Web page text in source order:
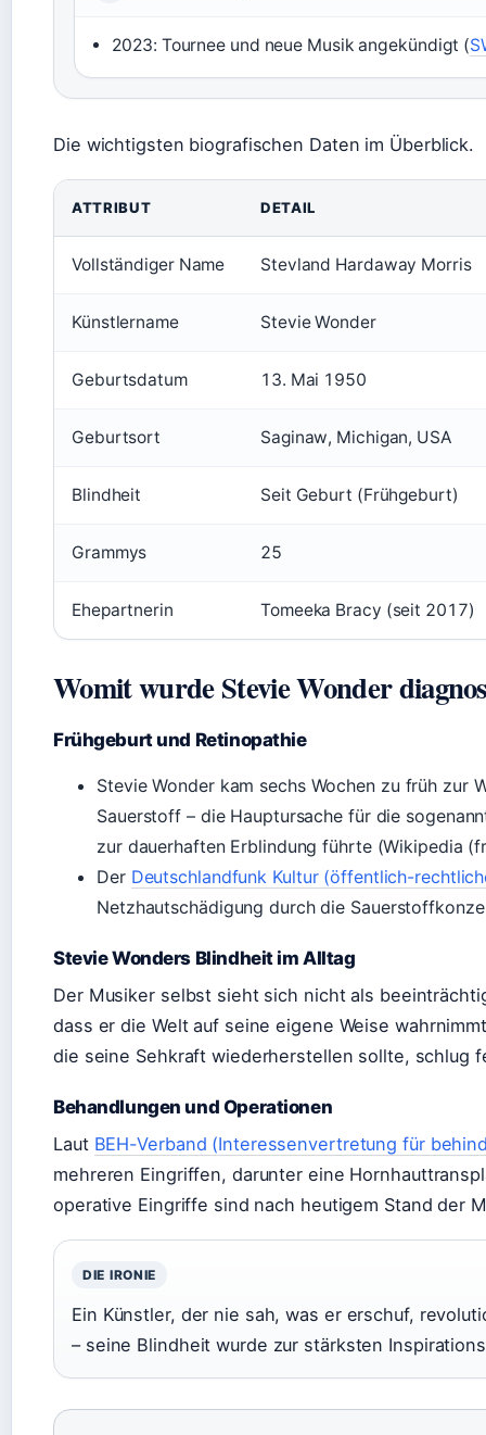
2023: Tournee und neue Musik angekündigt (
Die wichtigsten biografischen Daten im Überblick.
ATTRIBUT DETAIL
Vollständiger Name Stevland Hardaway Morris
Künstlername Stevie Wonder
Geburtsdatum 13. Mai 1950
Geburtsort Saginaw, Michigan, USA
Blindheit Seit Geburt (Frühgeburt)
Grammys 25
Ehepartnerin Tomeeka Bracy (seit 2017)
Womit wurde Stevie Wonder
Frühgeburt und Retinopathie
Stevie Wonder kam sechs Wochen zu früh zur
Sauerstoff – die Hauptursache für die
zur dauerhaften Erblindung führte (Wikipedia
Der Deutschlandfunk Kultur (öffentlich-
Netzhautschädigung durch die
Stevie Wonders Blindheit im Alltag
Der Musiker selbst sieht sich nicht als
dass er die Welt auf seine eigene Weise
die seine Sehkraft wiederherstellen sollte, schlug
Behandlungen und Operationen
Laut BEH-Verband (Interessenvertretung für
mehreren Eingriffen, darunter eine
operative Eingriffe sind nach heutigem Stand der
DIE IRONIE
Ein Künstler, der nie sah, was er erschuf,
– seine Blindheit wurde zur stärksten